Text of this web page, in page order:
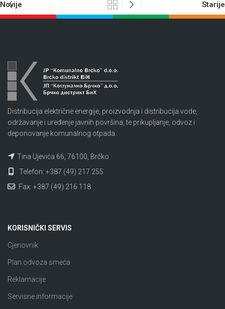
Novije Starije
Distribucija električne energije, proizvodnja i distribucija vode,
održavanje i uređenje javnih površina, te prikupljanje, odvoz i
deponovanje komunalnog otpada.
Tina Ujevića 66, 76100, Brčko
Telefon: +387 (49) 217 255
Fax: +387 (49) 216 118
KORISNIČKI SERVIS
Cjenovnik
Plan odvoza smeća
Reklamacije
Servisne informacije